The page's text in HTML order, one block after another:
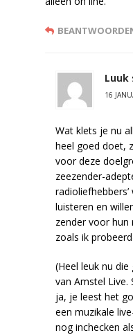
Luuk
16
Wat klets je nu
heel goed doet,
voor deze
zeezender-
luisteren en
zender voor hun
zoals ik
(Heel leuk nu
van Amstel Live.
ja, je leest het
een muzikale
nog inchecken